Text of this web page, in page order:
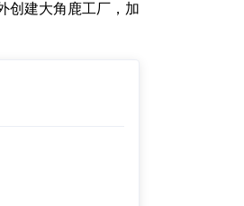
创建大角鹿工厂，加